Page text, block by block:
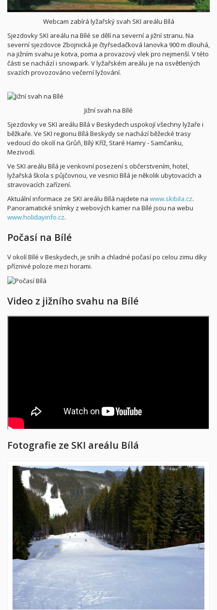
Webcam zabírá lyžařský svah SKI areálu Bílá
Sjezdovky SKI areálu na Bílé se dělí na severní a jižní stranu. Na
severní sjezdovce Zbojnická je čtyřsedačková lanovka 900 m dlouhá,
na jižním svahu je kotva, poma a provazový vlek pro nejmenší. V této
části se nachází i snowpark. V lyžařském areálu je na osvětlených
svazích provozováno večerní lyžování.
Jižní svah na Bílé
Sjezdovky ve SKI areálu Bílá v Beskydech uspokojí všechny lyžaře i
běžkaře. Ve SKI regionu Bílá Beskydy se nachází běžecké trasy
vedoucí do okolí na Grůň, Bílý Kříž, Staré Hamry - Samčanku,
Mezivodí.
Ve SKI areálu Bílá je venkovní posezení s občerstvením, hotel,
lyžařská škola s půjčovnou, ve vesnici Bílá je několik ubytovacích a
stravovacích zařízení.
Aktuální informace ze SKI areálu Bílá najdete na www.skibila.cz.
Panoramatické snímky z webových kamer na Bílé jsou na webu
www.holidayinfo.cz.
Počasí na Bílé
V okolí Bílé v Beskydech, je sníh a chladné počasí po celou zimu díky
příznivé poloze mezi horami.
Video z jižního svahu na Bílé
Fotografie ze SKI areálu Bílá